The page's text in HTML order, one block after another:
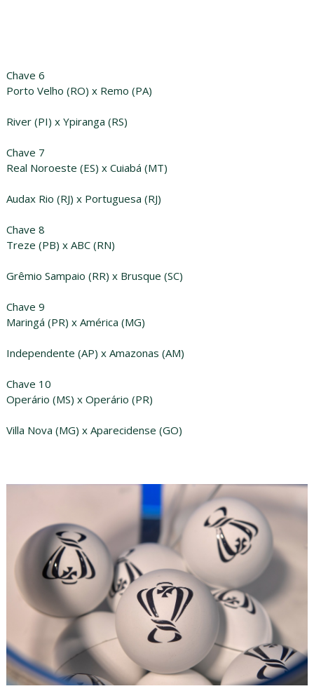
Chave 6
Porto Velho (RO) x Remo (PA)
River (PI) x Ypiranga (RS)
Chave 7
Real Noroeste (ES) x Cuiabá (MT)
Audax Rio (RJ) x Portuguesa (RJ)
Chave 8
Treze (PB) x ABC (RN)
Grêmio Sampaio (RR) x Brusque (SC)
Chave 9
Maringá (PR) x América (MG)
Independente (AP) x Amazonas (AM)
Chave 10
Operário (MS) x Operário (PR)
Villa Nova (MG) x Aparecidense (GO)